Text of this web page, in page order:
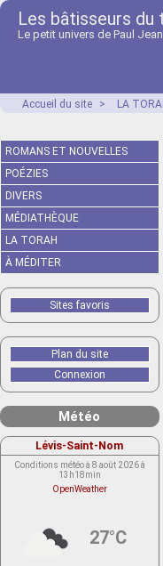
Les bâtisseurs du
Le petit univers de Paul
Accueil du site > LA
ROMANS ET NOUVELLES
POÉZIES
DIVERS
MÉDIATHÈQUE
LA TORAH
À MÉDITER
Sites favoris
Plan du site
Connexion
Météo
Lévis-Saint-Nom
Conditions météo à 8 août 2026 à
13h18min
OpenWeather
27°C